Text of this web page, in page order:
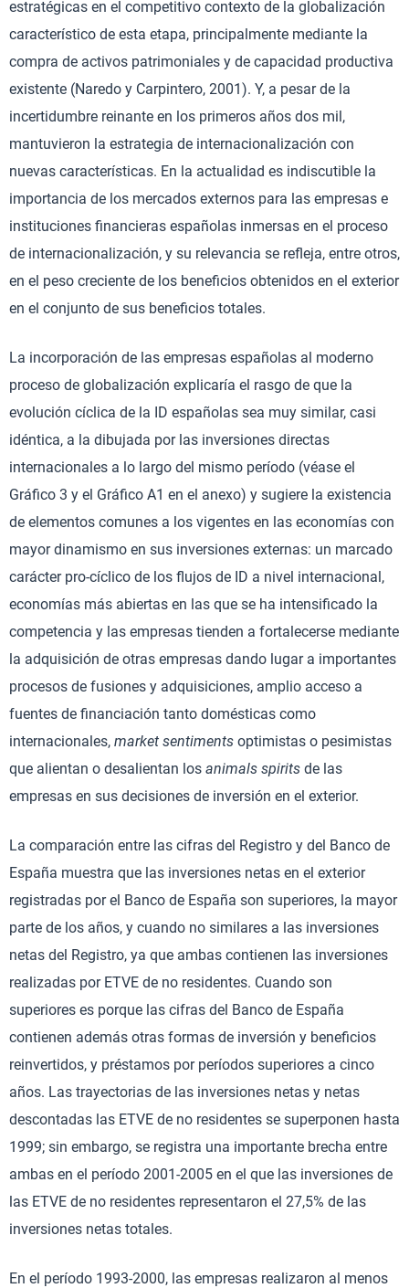
estratégicas en el competitivo contexto de la globalización
característico de esta etapa, principalmente mediante la
compra de activos patrimoniales y de capacidad productiva
existente (Naredo y Carpintero, 2001). Y, a pesar de la
incertidumbre reinante en los primeros años dos mil,
mantuvieron la estrategia de internacionalización con
nuevas características. En la actualidad es indiscutible la
importancia de los mercados externos para las empresas e
instituciones financieras españolas inmersas en el proceso
de internacionalización, y su relevancia se refleja, entre otros,
en el peso creciente de los beneficios obtenidos en el exterior
en el conjunto de sus beneficios totales.
La incorporación de las empresas españolas al moderno
proceso de globalización explicaría el rasgo de que la
evolución cíclica de la ID españolas sea muy similar, casi
idéntica, a la dibujada por las inversiones directas
internacionales a lo largo del mismo período (véase el
Gráfico 3 y el Gráfico A1 en el anexo) y sugiere la existencia
de elementos comunes a los vigentes en las economías con
mayor dinamismo en sus inversiones externas: un marcado
carácter pro-cíclico de los flujos de ID a nivel internacional,
economías más abiertas en las que se ha intensificado la
competencia y las empresas tienden a fortalecerse mediante
la adquisición de otras empresas dando lugar a importantes
procesos de fusiones y adquisiciones, amplio acceso a
fuentes de financiación tanto domésticas como
internacionales, market sentiments optimistas o pesimistas
que alientan o desalientan los animals spirits de las
empresas en sus decisiones de inversión en el exterior.
La comparación entre las cifras del Registro y del Banco de
España muestra que las inversiones netas en el exterior
registradas por el Banco de España son superiores, la mayor
parte de los años, y cuando no similares a las inversiones
netas del Registro, ya que ambas contienen las inversiones
realizadas por ETVE de no residentes. Cuando son
superiores es porque las cifras del Banco de España
contienen además otras formas de inversión y beneficios
reinvertidos, y préstamos por períodos superiores a cinco
años. Las trayectorias de las inversiones netas y netas
descontadas las ETVE de no residentes se superponen hasta
1999; sin embargo, se registra una importante brecha entre
ambas en el período 2001-2005 en el que las inversiones de
las ETVE de no residentes representaron el 27,5% de las
inversiones netas totales.
En el período 1993-2000, las empresas realizaron al menos